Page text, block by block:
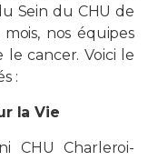
Sein du CHU de
nos équipes
cancer. Voici le
:
la Vie
CHU Charleroi-